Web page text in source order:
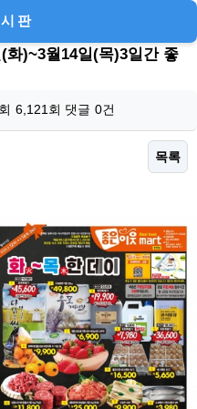
판
화)~3월14일(목)3일간 좋
6,121회 댓글 0건
목록